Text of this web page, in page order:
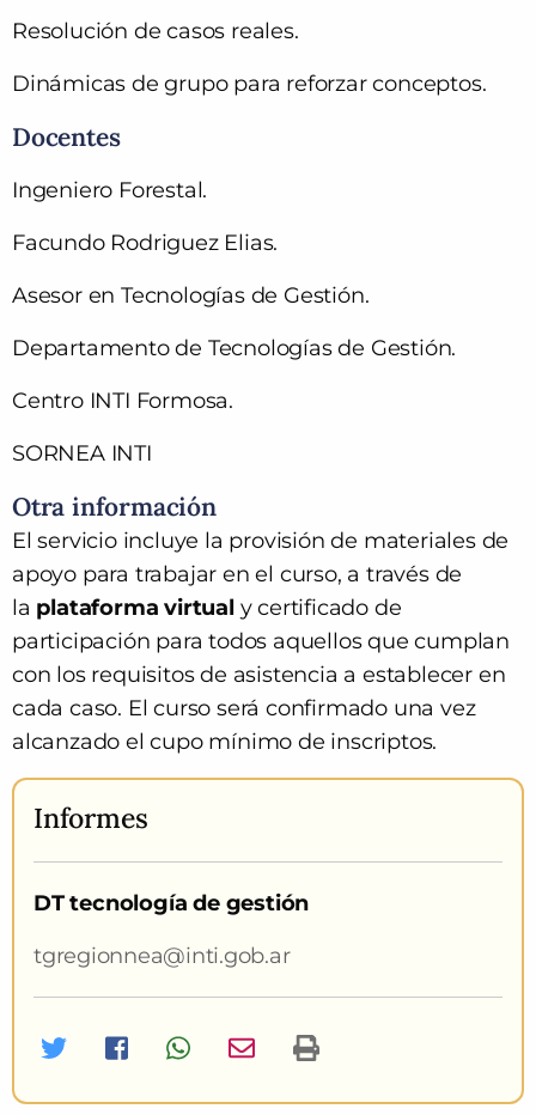
Resolución de casos reales.
Dinámicas de grupo para reforzar conceptos.
Docentes
Ingeniero Forestal.
Facundo Rodriguez Elias.
Asesor en Tecnologías de Gestión.
Departamento de Tecnologías de Gestión.
Centro INTI Formosa.
SORNEA INTI
Otra información
El servicio incluye la provisión de materiales de
apoyo para trabajar en el curso, a través de
la plataforma virtual ycertificado de
participación para todos aquellos que cumplan
con los requisitos de asistencia a establecer en
cada caso. El curso será confirmado una vez
alcanzado el cupo mínimo de inscriptos.
Informes
DT tecnología de gestión
tgregionnea@inti.gob.ar
Twitter FacebookWhatsapp Imprimir curso